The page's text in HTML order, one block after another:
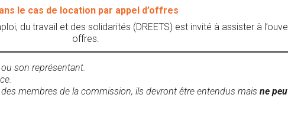
le cas de location par appel d’offres
du travail et des solidarités (DREETS) est invité à assister à
offres.
son représentant.
membres de la commission, ils devront être entendus mais ne